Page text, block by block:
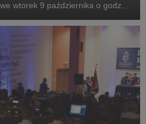
wtorek 9 października o godz.
uniwersytetu.